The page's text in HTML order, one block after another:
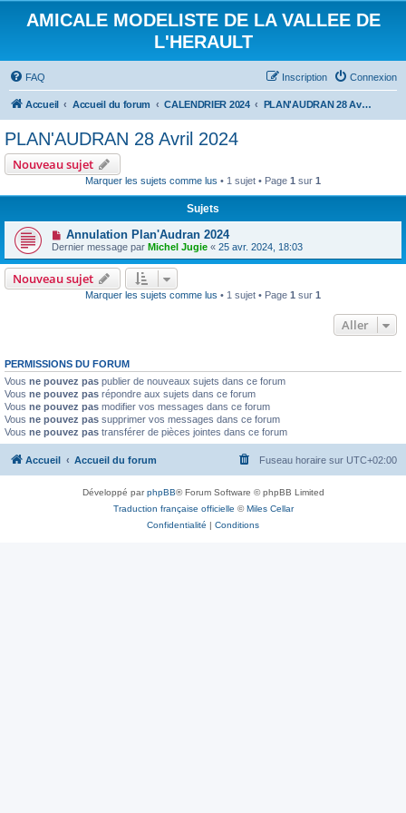
AMICALE MODELISTE DE LA VALLEE DE
L'HERAULT
FAQ Connexion
Inscription
Accueil Accueil du forum CALENDRIER 2024 PLAN'AUDRAN 28 Avril 2024
PLAN'AUDRAN 28 Avril 2024
Nouveau sujet
Marquer les sujets comme lus • 1 sujet • Page 1 sur 1
Sujets
Annulation Plan'Audran 2024
Dernier message par Michel Jugie « 25 avr. 2024, 18:03
Nouveau sujet
Marquer les sujets comme lus • 1 sujet • Page 1 sur 1
Aller
PERMISSIONS DU FORUM
Vous ne pouvez pas publier de nouveaux sujets dans ce forum
Vous ne pouvez pas répondre aux sujets dans ce forum
Vous ne pouvez pas modifier vos messages dans ce forum
Vous ne pouvez pas supprimer vos messages dans ce forum
Vous ne pouvez pas transférer de pièces jointes dans ce forum
Accueil Accueil du forum Fuseau horaire sur UTC+02:00
Développé parphpBB® Forum Software © phpBB Limited
Traduction française officielle ©Miles Cellar
Confidentialité | Conditions